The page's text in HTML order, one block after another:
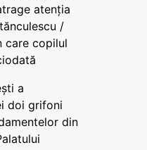
atenția
/
care copilul
a
doi grifoni
din